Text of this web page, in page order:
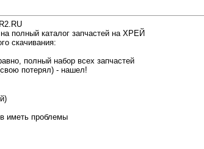
полный каталог запчастей на ХРЕЙ
скачивания:
полный набор всех запчастей
потерял) - нашел!
иметь проблемы